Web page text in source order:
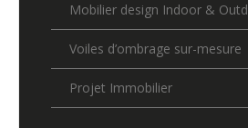
Mobilier design Indoor &
Voiles d’ombrage sur-mesure
Projet Immobilier